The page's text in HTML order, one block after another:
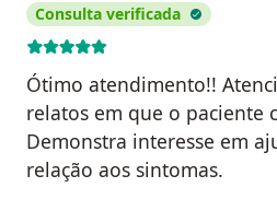
Consulta verificada
Ótimo atendimento!!
relatos em que o paciente
Demonstra interesse em
relação aos sintomas.